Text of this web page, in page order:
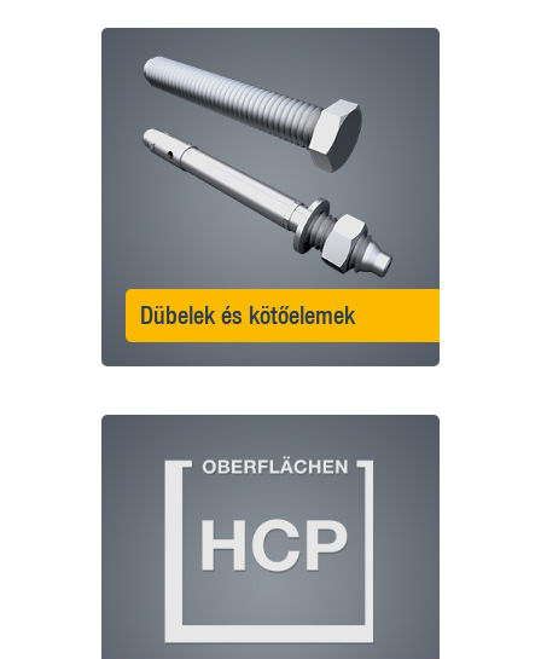
Dübelek és kötőelemek